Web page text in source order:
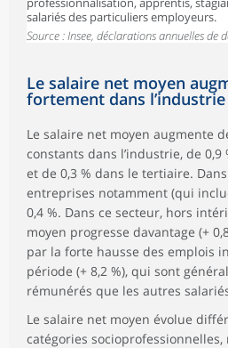
salariés des particuliers employeurs.
Source : Insee, déclarations annuelles de
Le salaire net moyen
fortement dans
Le salaire net moyen augmente
constants dans l’industrie, de
et de 0,3 % dans le tertiaire.
entreprises notamment (qui
0,4 %. Dans ce secteur, hors
moyen progresse davantage (+
par la forte hausse des emplois
période (+ 8,2 %), qui sont
rémunérés que les autres
Le salaire net moyen évolue
catégories socioprofessionnelles,